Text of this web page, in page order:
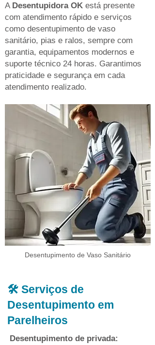
A Desentupidora OK está presente
com atendimento rápido e serviços
como desentupimento de vaso
sanitário, pias e ralos, sempre com
garantia, equipamentos modernos e
suporte técnico 24 horas. Garantimos
praticidade e segurança em cada
atendimento realizado.
Desentupimento de Vaso Sanitário
🛠️ Serviços de
Desentupimento em
Parelheiros
Desentupimento de privada: